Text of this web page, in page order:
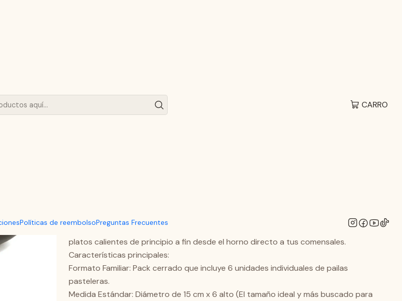
CARRO
Políticas de reembolsoPreguntas Frecuentes
Pasteleras 15cm para Horno | LHAP
medida estándar perfecta y una excelente retención térmica natural, manteniendo tus
platos calientes de principio a fin desde el horno directo a tus comensales.
Características principales:
Formato Familiar: Pack cerrado que incluye 6 unidades individuales de pailas
pasteleras.
Medida Estándar: Diámetro de 15 cm x 6 alto (El tamaño ideal y más buscado para